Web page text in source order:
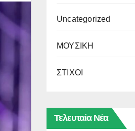
Uncategorized
ΜΟΥΣΙΚΗ
ΣΤΙΧΟΙ
Τελευταία Νέα